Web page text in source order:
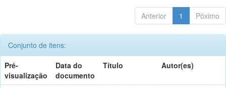
Anterior 1 Póximo
Conjunto de itens:
Pré-
visualização
Data do
documento
Título Autor(es)